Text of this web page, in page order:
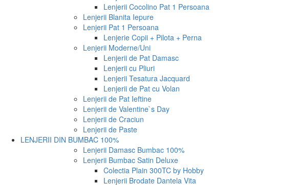
Lenjerii Cocolino Pat 1 Persoana
Lenjerii Blanita Iepure
Lenjerii Pat 1 Persoana
Lenjerie Copii + Pilota + Perna
Lenjerii Moderne/Uni
Lenjerii de Pat Damasc
Lenjerii cu Pliuri
Lenjerii Tesatura Jacquard
Lenjerii de Pat cu Volan
Lenjerii de Pat Ieftine
Lenjerii de Valentine`s Day
Lenjerii de Craciun
Lenjerii de Paste
LENJERII DIN BUMBAC 100%
Lenjerii Damasc Bumbac 100%
Lenjerii Bumbac Satin Deluxe
Colectia Plain 300TC by Hobby
Lenjerii Brodate Dantela Vita